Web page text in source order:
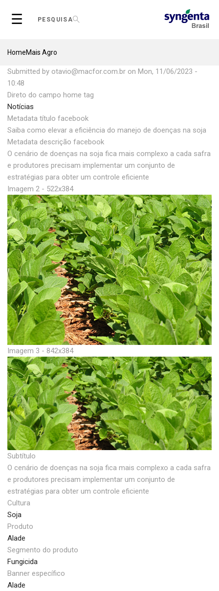
☰ PESQUISA
Breadcrumb
HomeMais Agro
Submitted by otavio@macfor.com.br on Mon, 11/06/2023 -
10:48
Direto do campo home tag
Notícias
Metadata título facebook
Saiba como elevar a eficiência do manejo de doenças na soja
Metadata descrição facebook
O cenário de doenças na soja fica mais complexo a cada safra
e produtores precisam implementar um conjunto de
estratégias para obter um controle eficiente
Imagem 2 - 522x384
Imagem 3 - 842x384
Subtítulo
O cenário de doenças na soja fica mais complexo a cada safra
e produtores precisam implementar um conjunto de
estratégias para obter um controle eficiente
Cultura
Soja
Produto
Alade
Segmento do produto
Fungicida
Banner específico
Alade